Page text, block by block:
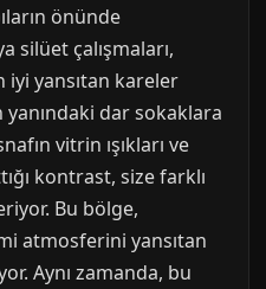
önünde
silüet çalışmaları,
iyi yansıtan kareler
yanındaki dar sokaklara
vitrin ışıkları ve
kontrast, size farklı
Bu bölge,
atmosferini yansıtan
Aynı zamanda, bu